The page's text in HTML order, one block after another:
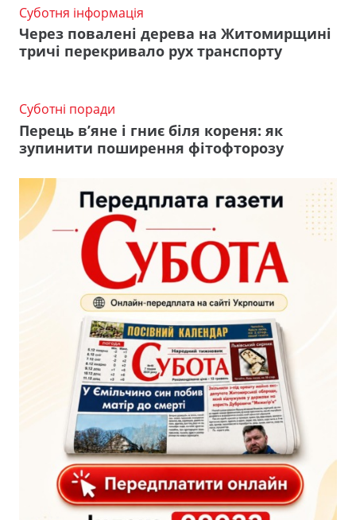
Суботня інформація
Через повалені дерева на Житомирщині
тричі перекривало рух транспорту
Суботні поради
Перець в’яне і гниє біля кореня: як
зупинити поширення фітофторозу